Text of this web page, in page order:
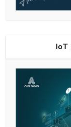
IoT